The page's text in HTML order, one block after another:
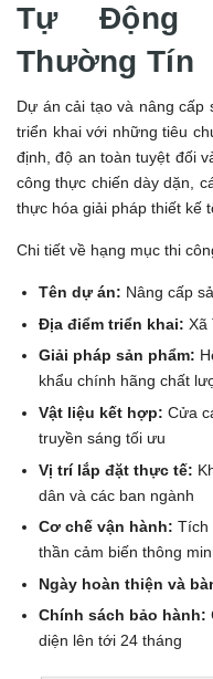
Tự Động
Thường Tín
Dự án cải tạo và nâng
triển khai với những tiêu
định, độ an toàn tuyệt đối
công thực chiến dày dặn,
thực hóa giải pháp thiết kế
Chi tiết về hạng mục thi
Tên dự án: Nâng cấp
Địa điểm triển khai: Xã
Giải pháp sản phẩm:
khẩu chính hãng chất
Vật liệu kết hợp: Cửa
truyền sáng tối ưu
Vị trí lắp đặt thực tế:
dân và các ban ngành
Cơ chế vận hành: Tích
thần cảm biến thông
Ngày hoàn thiện và
Chính sách bảo hành:
diện lên tới 24 tháng